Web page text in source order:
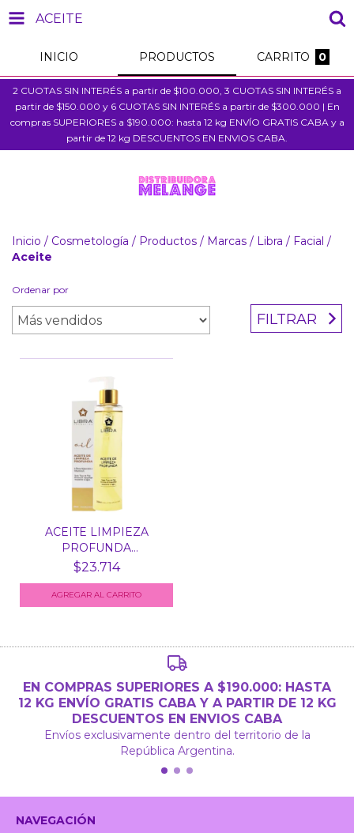
ACEITE
INICIO PRODUCTOS CARRITO 0
2 CUOTAS SIN INTERÉS a partir de $100.000, 3 CUOTAS SIN INTERÉS a
partir de $150.000 y 6 CUOTAS SIN INTERÉS a partir de $300.000 | En
compras SUPERIORES a $190.000: hasta 12 kg ENVÍO GRATIS CABA y a
partir de 12 kg DESCUENTOS EN ENVIOS CABA.
Inicio / Cosmetología / Productos / Marcas / Libra / Facial /
Aceite
Ordenar por
FILTRAR
ACEITE LIMPIEZA
PROFUNDA
DESMAQUILLANTE...
$23.714
EN COMPRAS SUPERIORES A $190.000: HASTA
12 KG ENVÍO GRATIS CABA Y A PARTIR DE 12 KG
DESCUENTOS EN ENVIOS CABA
Envíos exclusivamente dentro del territorio de la
República Argentina.
NAVEGACIÓN